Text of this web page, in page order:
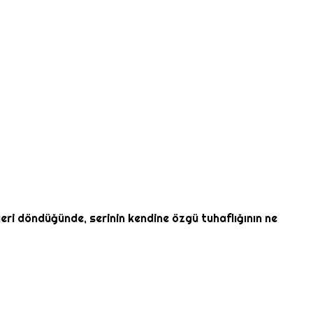
döndüğünde, serinin kendine özgü tuhaflığının ne